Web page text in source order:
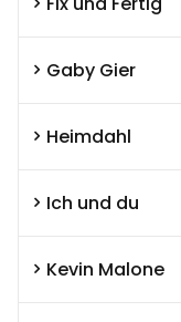
Gaby Gier
Heimdahl
Ich und du
Kevin Malone